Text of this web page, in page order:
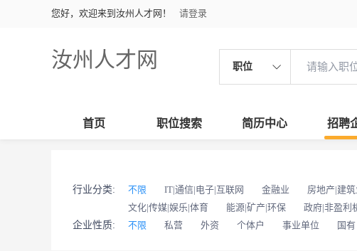
您好，欢迎来到汝州人才网！ 请登录
汝州人才网 职位
首页 职位搜索 简历中心 招聘
行业分类: 不限 IT|通信|电子|互联网 金融业 房地产|建筑
文化|传媒|娱乐|体育
能源|矿产|环保 政府|非盈利
企业性质:
不限 私营 外资 个体户 事业单位 国有